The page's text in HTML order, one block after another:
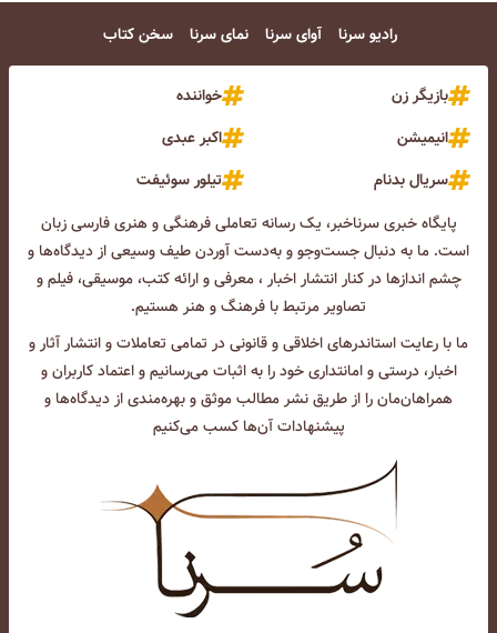
رادیو سرنا آوای سرنا نمای سرنا سخن کتاب
بازیگر زن
خواننده
انیمیشن
اکبر عبدی
سریال بدنام
تیلور سوئیفت
پایگاه خبری سرناخبر، یک رسانه تعاملی فرهنگی و هنری فارسی زبان
است. ما به دنبال جست‌و‌جو و به‌دست آوردن طیف وسیعی از دیدگاه‌ها و
چشم انداز‌ها در کنار انتشار اخبار ، معرفی و ارائه کتب، موسیقی، فیلم و
تصاویر مرتبط با فرهنگ و هنر هستیم.
ما با رعایت استاندرهای اخلاقی و قانونی در تمامی تعاملات و انتشار آثار و
اخبار، درستی و امانتداری خود را به اثبات می‌رسانیم و اعتماد کاربران و
همراهان‌مان را از طریق نشر مطالب موثق و بهره‌مندی از دیدگاه‌ها و
پیشنهادات آن‌ها کسب می‌کنیم